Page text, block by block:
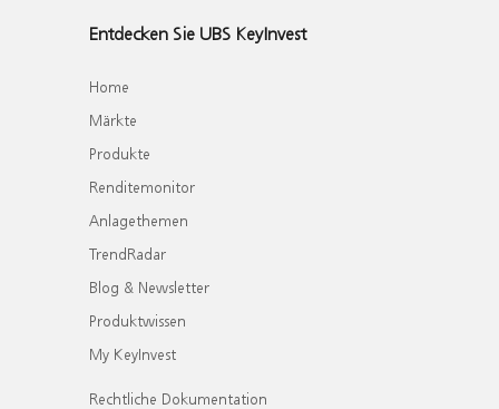
Entdecken Sie UBS KeyInvest
Home
Märkte
Produkte
Renditemonitor
Anlagethemen
TrendRadar
Blog & Newsletter
Produktwissen
My KeyInvest
Rechtliche Dokumentation